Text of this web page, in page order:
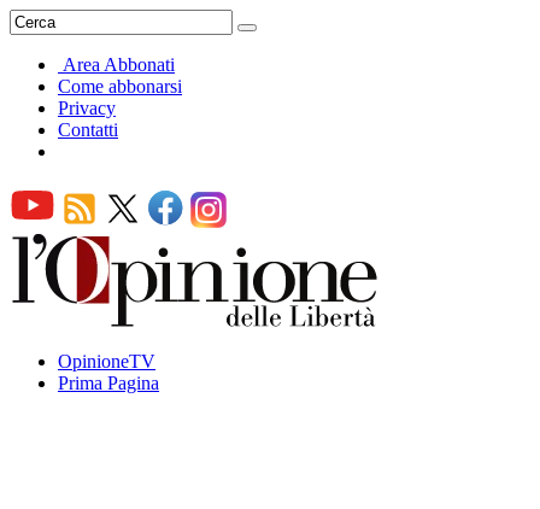
Area Abbonati
Come abbonarsi
Privacy
Contatti
OpinioneTV
Prima Pagina